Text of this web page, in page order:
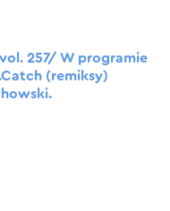
257/ W programie
(remiksy)